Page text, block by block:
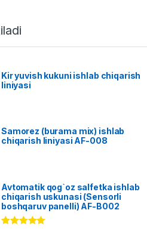
Kir yuvish kukuni ishlab chiqarish
liniyasi
Samorez (burama mix) ishlab
chiqarish liniyasi AF-008
Avtomatik qog`oz salfetka ishlab
chiqarish uskunasi (Sensorli
boshqaruv panelli) AF-B002